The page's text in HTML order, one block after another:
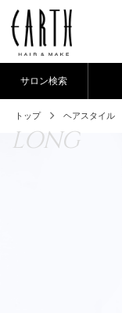
サロン検索
トップ ヘアスタイル
LONG